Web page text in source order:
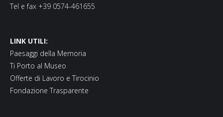
Tel e fax +39 0574-461655
LINK UTILI:
Paesaggi della Memoria
Ti Porto al Museo
Offerte di Lavoro e Tirocinio
Fondazione Trasparente